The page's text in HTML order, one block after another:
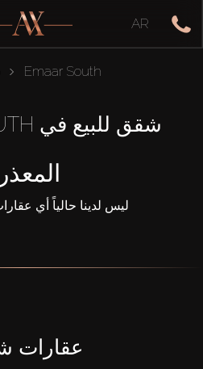
AR
Emaar South
شقق للبيع في EMAAR SOUTH
ليس لدينا حالياً أي
عقارات